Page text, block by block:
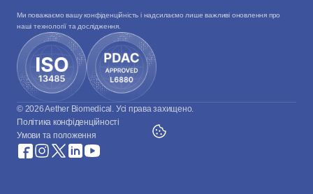
Ми поважаємо вашу конфіденційність і надсилаємо лише важливі оновлення про
наші технології та дослідження.
© 2026 Aether Biomedical. Усі права захищено.
Політика конфіденційності
Умови та положення